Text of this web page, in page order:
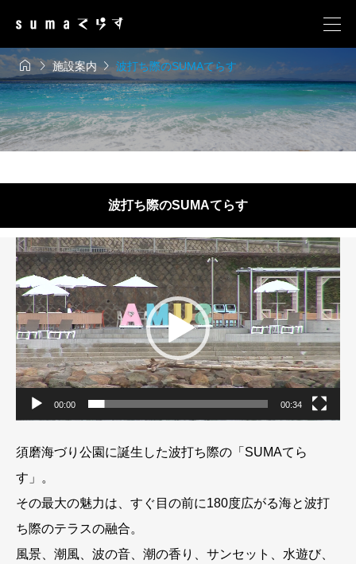
施設案内波打ち際のSUMAてらす
波打ち際のSUMAてらす
動
画
プ
レ
ー
ヤ
ー
00:00 00:34
須磨海づり公園に誕生した波打ち際の「SUMAてら
す」。
その最大の魅力は、すぐ目の前に180度広がる海と波打
ち際のテラスの融合。
風景、潮風、波の音、潮の香り、サンセット、水遊び、